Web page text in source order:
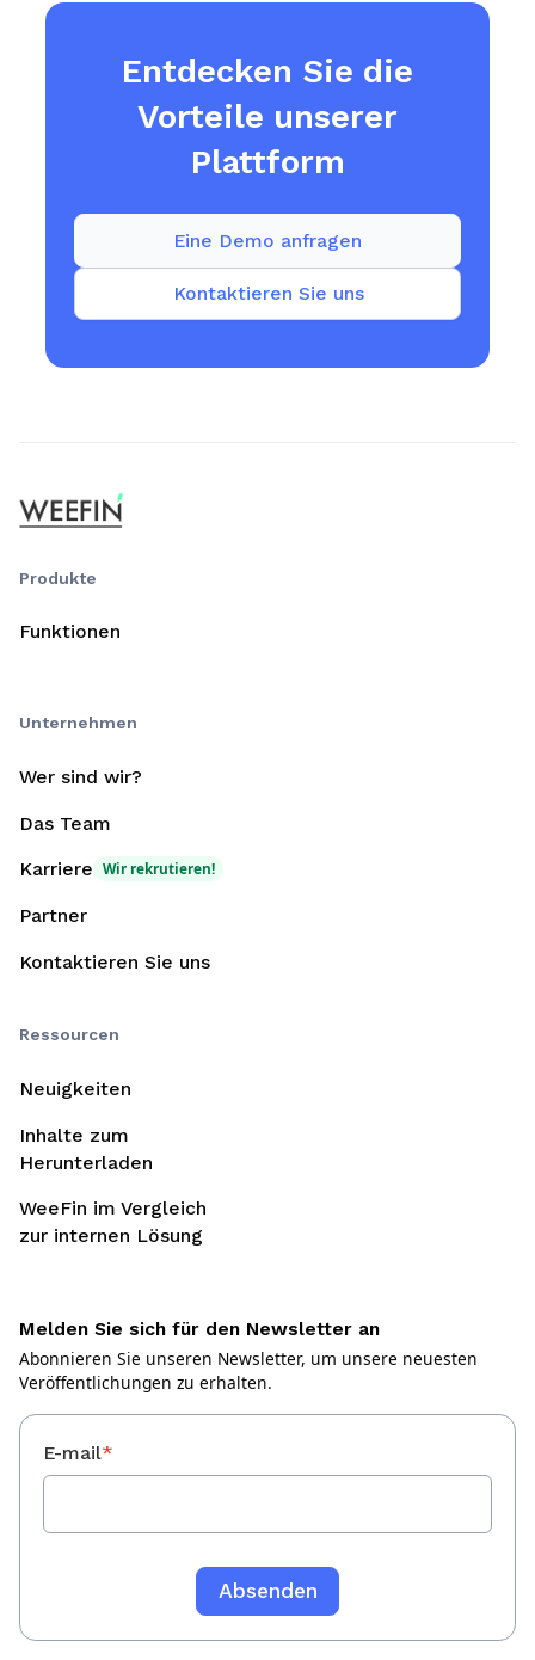
Entdecken Sie die
Vorteile unserer
Plattform
Kontaktieren Sie uns
Eine Demo anfragen
Produkte
Funktionen
Unternehmen
Wer sind wir?
Das Team
Karriere Wir rekrutieren!
Partner
Kontaktieren Sie uns
Ressourcen
Neuigkeiten
Inhalte zum
Herunterladen
WeeFin im Vergleich
zur internen Lösung
Melden Sie sich für den Newsletter an
Abonnieren Sie unseren Newsletter, um unsere neuesten
Veröffentlichungen zu erhalten.
E-mail*